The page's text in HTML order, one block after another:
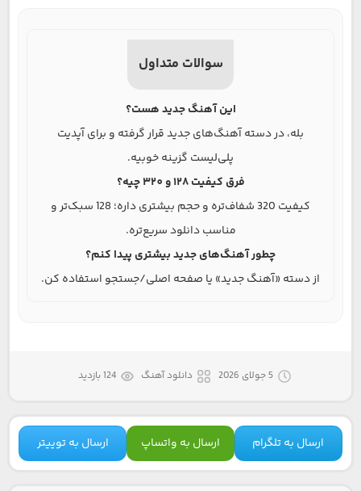
سوالات متداول
این آهنگ جدید هست؟
بله، در دسته آهنگ‌های جدید قرار گرفته و برای آپدیت
پلی‌لیست گزینه خوبیه.
فرق کیفیت 128 و 320 چیه؟
کیفیت 320 شفاف‌تره و حجم بیشتری داره؛ 128 سبک‌تر و
مناسب دانلود سریع‌تره.
چطور آهنگ‌های جدید بیشتری پیدا کنم؟
از دسته «آهنگ جدید» یا صفحه اصلی/جستجو استفاده کن.
5 جولای 2026 دانلود آهنگ 124 بازدید
ارسال به تلگرام ارسال به واتساپ ارسال به توییتر